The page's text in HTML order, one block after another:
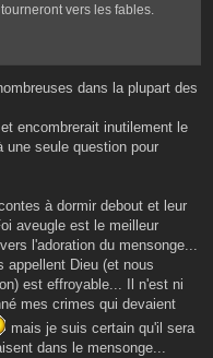
vers les fables.
dans la plupart des
encombrerait inutilement le
une seule question pour
à dormir debout et leur
aveugle est le meilleur
l'adoration du mensonge...
appellent Dieu (et nous
est effroyable... Il n'est ni
mes crimes qui devaient
mais je suis certain qu'il sera
dans le mensonge...